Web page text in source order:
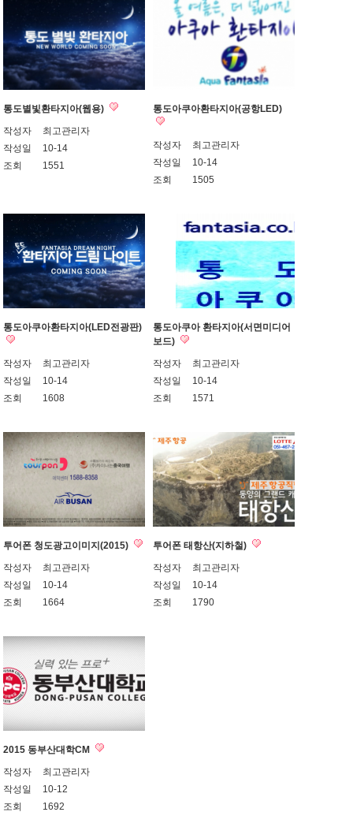
통도별빛환타지아(웹용)
작성자
최고관리자
작성일
10-14
조회
1551
통도아쿠아환타지아(공항LED)
작성자
최고관리자
작성일
10-14
조회
1505
통도아쿠아환타지아(LED전광판)
작성자
최고관리자
작성일
10-14
조회
1608
통도아쿠아 환타지아(서면미디어
보드)
작성자
최고관리자
작성일
10-14
조회
1571
투어폰 청도광고이미지(2015)
작성자
최고관리자
작성일
10-14
조회
1664
투어폰 태항산(지하철)
작성자
최고관리자
작성일
10-14
조회
1790
2015 동부산대학CM
작성자
최고관리자
작성일
10-12
조회
1692